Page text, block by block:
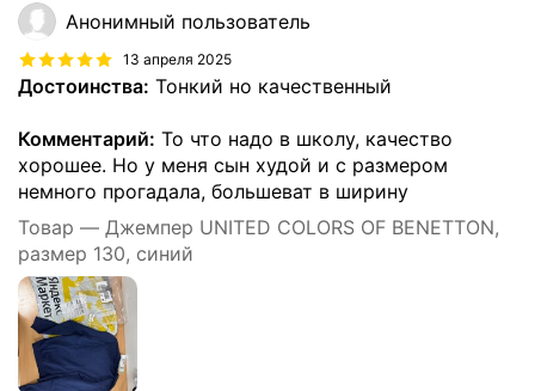
Анонимный пользователь
13 апреля 2025
Достоинства: Тонкий но качественный
Комментарий: То что надо в школу, качество
хорошее. Но у меня сын худой и с размером
немного прогадала, большеват в ширину
Товар — Джемпер UNITED COLORS OF BENETTON,
размер 130, синий